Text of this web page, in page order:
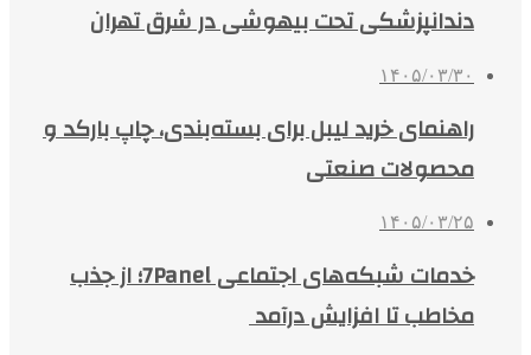
دندانپزشکی تحت بیهوشی در شرق تهران
۱۴۰۵/۰۳/۳۰
راهنمای خرید لیبل برای بسته‌بندی، چاپ بارکد و
محصولات صنعتی
۱۴۰۵/۰۳/۲۵
خدمات شبکه‌های اجتماعی 7Panel؛ از جذب
مخاطب تا افزایش درآمد